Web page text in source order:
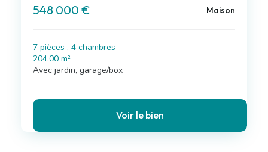
548 000 € Maison
7 pièces , 4 chambres
204.00 m²
Avec jardin, garage/box
Voir le bien